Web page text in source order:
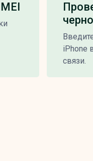
iPhone
связи.